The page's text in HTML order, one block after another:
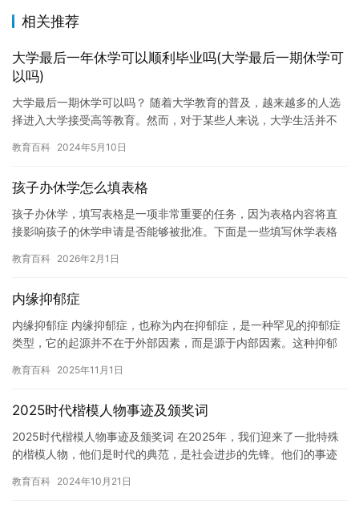
相关推荐
大学最后一年休学可以顺利毕业吗(大学最后一期休学可
以吗)
大学最后一期休学可以吗？ 随着大学教育的普及，越来越多的人选
择进入大学接受高等教育。然而，对于某些人来说，大学生活并不
的选…
教育百科 2024年5月10日
孩子办休学怎么填表格
孩子办休学，填写表格是一项非常重要的任务，因为表格内容将直
接影响孩子的休学申请是否能够被批准。下面是一些填写休学表格
括孩…
教育百科 2026年2月1日
内缘抑郁症
内缘抑郁症 内缘抑郁症，也称为内在抑郁症，是一种罕见的抑郁症
类型，它的起源并不在于外部因素，而是源于内部因素。这种抑郁
键事…
教育百科 2025年11月1日
2025时代楷模人物事迹及颁奖词
2025时代楷模人物事迹及颁奖词 在2025年，我们迎来了一批特殊
的楷模人物，他们是时代的典范，是社会进步的先锋。他们的事迹
教育百科 2024年10月21日